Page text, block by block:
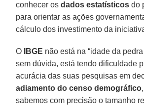
conhecer osdados estatísticos do
para orientar as ações
cálculo dos investimento da
O IBGE não está na “idade da
sem dúvida, está tendo dificuldade
acurácia das suas pesquisas em
adiamento do censo demográfico
sabemos com precisão o tamanho